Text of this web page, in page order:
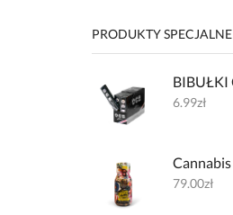
PRODUKTY SPECJALNE
6.99zł
79.00zł